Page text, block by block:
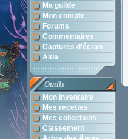
Ma guilde
Mon compte
Forums
Commentaires
Captures d'écran
Aide
Outils
Mon inventaire
Mes recettes
Mes collections
Classement